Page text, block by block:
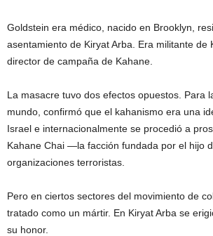
Goldstein era médico, nacido en Brooklyn,
asentamiento de Kiryat Arba. Era militante de
director de campaña de Kahane.
La masacre tuvo dos efectos opuestos. Para
mundo, confirmó que el kahanismo era una
Israel e internacionalmente se procedió a
Kahane Chai —la facción fundada por el hijo
organizaciones terroristas.
Pero en ciertos sectores del movimiento de
tratado como un mártir. En Kiryat Arba se
su honor.